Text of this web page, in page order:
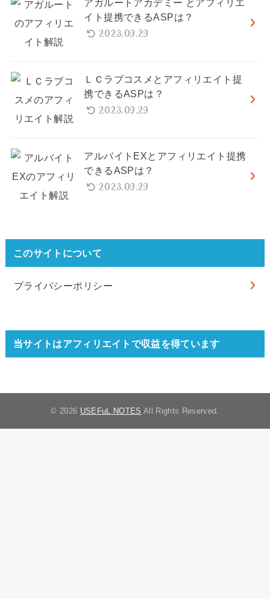
アガルートアカデミー とアフィリエ
イト提携できるASPは？
2023.09.29
ＬＣラブコスメとアフィリエイト提
携できるASPは？
2023.09.29
アルバイトEXとアフィリエイト提携
できるASPは？
2023.09.29
このサイトについて
プライバシーポリシー
当サイトはアフィリエイトで収益を得ています
© 2026 USEFuL NOTES All Rights Reserved.